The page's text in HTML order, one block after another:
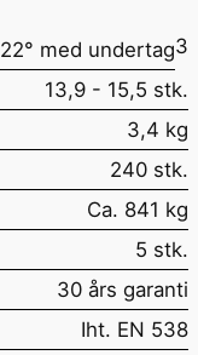
3
22° med undertag
13,9 - 15,5 stk.
3,4 kg
240 stk.
Ca. 841 kg
5 stk.
30 års garanti
Iht. EN 538